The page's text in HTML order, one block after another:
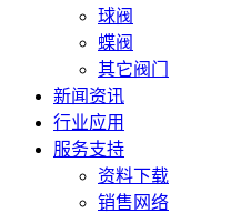
球阀
蝶阀
其它阀门
新闻资讯
行业应用
服务支持
资料下载
销售网络